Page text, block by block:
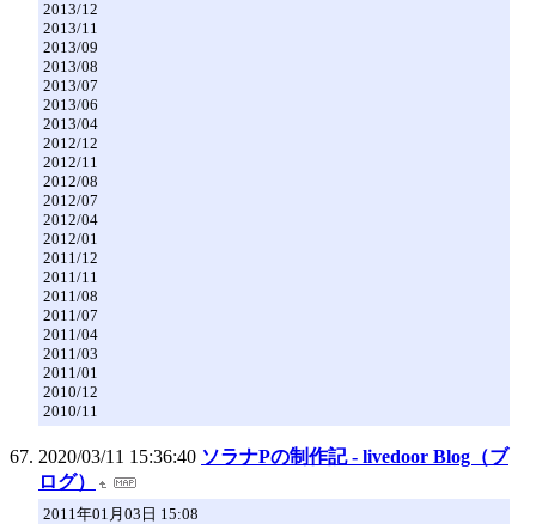
2013/12
2013/11
2013/09
2013/08
2013/07
2013/06
2013/04
2012/12
2012/11
2012/08
2012/07
2012/04
2012/01
2011/12
2011/11
2011/08
2011/07
2011/04
2011/03
2011/01
2010/12
2010/11
2020/03/11 15:36:40 ソラナPの制作記 - livedoor Blog（ブ
ログ）
2011年01月03日 15:08